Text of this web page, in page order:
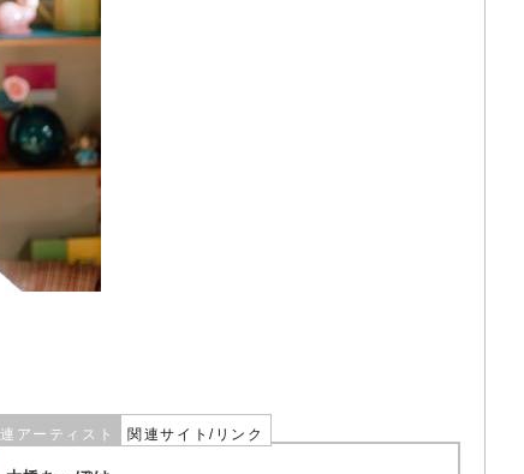
アーティスト 関連サイト/リンク